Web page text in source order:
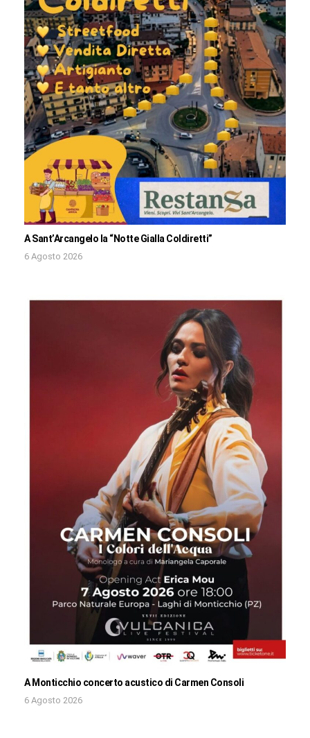
A Sant’Arcangelo la “Notte Gialla Coldiretti”
6 Agosto 2026
A Monticchio concerto acustico di Carmen Consoli
6 Agosto 2026